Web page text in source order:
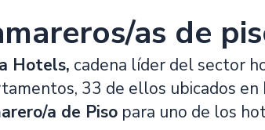
as de
Hotels, cadena líder del sector
33 de ellos ubicados en
a de Piso para uno de los